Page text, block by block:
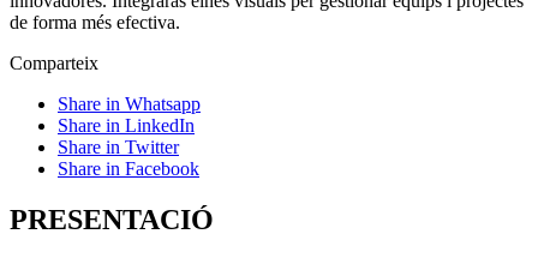
de forma més efectiva.
Comparteix
Share in Whatsapp
Share in LinkedIn
Share in Twitter
Share in Facebook
PRESENTACIÓ